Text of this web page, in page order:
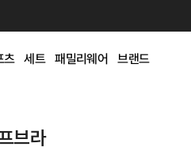
츠 세트 패밀리웨어 브랜드
브라